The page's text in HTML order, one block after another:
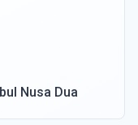
Nusa Dua